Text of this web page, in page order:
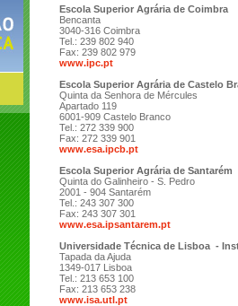
Escola Superior Agrária de Coimbra
Bencanta
3040-316 Coimbra
Tel.: 239 802 940
Fax: 239 802 979
www.ipc.pt
Escola Superior Agrária de Castelo
Quinta da Senhora de Mércules
Apartado 119
6001-909 Castelo Branco
Tel.: 272 339 900
Fax: 272 339 901
www.esa.ipcb.pt
Escola Superior Agrária de Santarém
Quinta do Galinheiro - S. Pedro
2001 - 904 Santarém
Tel.: 243 307 300
Fax: 243 307 301
www.esa.ipsantarem.pt
Universidade Técnica de Lisboa -
Tapada da Ajuda
1349-017 Lisboa
Tel.: 213 653 100
Fax: 213 653 238
www.isa.utl.pt